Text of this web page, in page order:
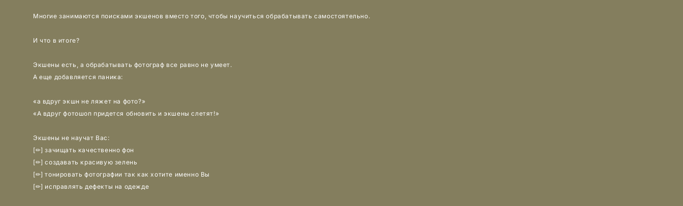
Многие занимаются поисками экшенов вместо того, чтобы научиться обрабатывать самостоятельно.
И что в итоге?
Экшены есть, а обрабатывать фотограф все равно не умеет.
А еще добавляется паника:
«а вдруг экшн не ляжет на фото?»
«А вдруг фотошоп придется обновить и экшены слетят!»
Экшены не научат Вас:
[✏] зачищать качественно фон
[✏] создавать красивую зелень
[✏] тонировать фотографии так как хотите именно Вы
[✏] исправлять дефекты на одежде